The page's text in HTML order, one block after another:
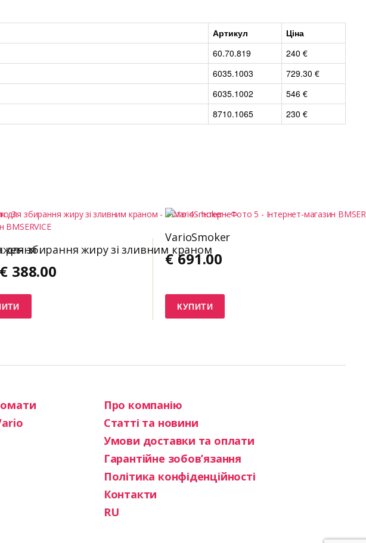
Артикул
Ціна
60.70.819
240 €
6035.1003
729.30 €
6035.1002
546 €
8710.1065 230 €
для збирання жиру зі зливним краном
€ 388.00
VarioSmoker
€ 691.00
КУПИТИ
Про компанію
Статті та новини
Умови доставки та оплати
Гарантійне зобов’язання
Політика конфіденційності
Контакти
RU